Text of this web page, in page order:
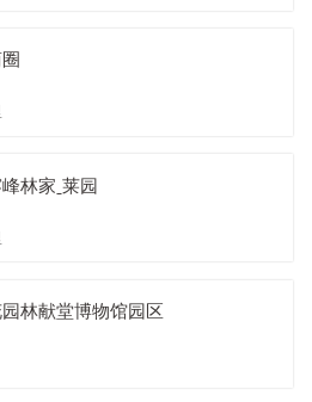
林家ˍ莱园
林献堂博物馆园区